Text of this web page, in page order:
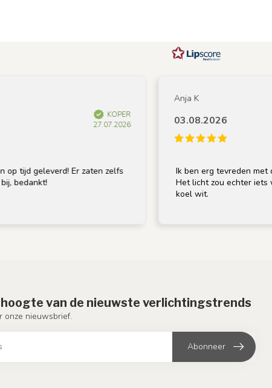
KOPER
27.07.2026
tijd geleverd! Er zaten zelfs
bedankt!
Anja K
03.08.2026
Ik ben erg tevreden met
Het licht zou echter iets
koel wit.
hoogte van de nieuwste verlichtingstrends
onze nieuwsbrief.
Abonneer